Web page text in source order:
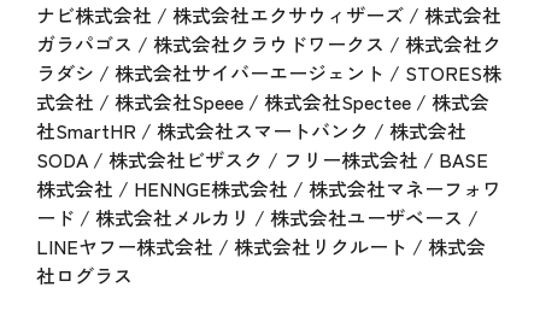
ナビ株式会社 / 株式会社エクサウィザーズ / 株式会社
ガラパゴス / 株式会社クラウドワークス / 株式会社ク
ラダシ / 株式会社サイバーエージェント / STORES株
式会社 / 株式会社Speee / 株式会社Spectee / 株式会
社SmartHR / 株式会社スマートバンク / 株式会社
SODA / 株式会社ビザスク / フリー株式会社 / BASE
株式会社 / HENNGE株式会社 / 株式会社マネーフォワ
ード / 株式会社メルカリ / 株式会社ユーザベース /
LINEヤフー株式会社 / 株式会社リクルート / 株式会
社ログラス